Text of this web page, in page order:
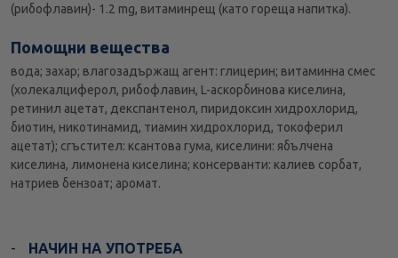
(рибофлавин)- 1.2 mg, витаминрещ (като гореща напитка).
Помощни вещества
вода; захар; влагозадържащ агент: глицерин; витаминна смес
(холекалциферол, рибофлавин, L-аскорбинова киселина,
ретинил ацетат, декспантенол, пиридоксин хидрохлорид,
биотин, никотинамид, тиамин хидрохлорид, токоферил
ацетат); сгъстител: ксантова гума, киселини: ябълчена
киселина, лимонена киселина; консерванти: калиев сорбат,
натриев бензоат; аромат.
НАЧИН НА УПОТРЕБА